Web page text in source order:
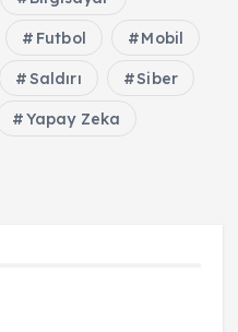
Futbol Mobil
Saldırı Siber
Yapay Zeka